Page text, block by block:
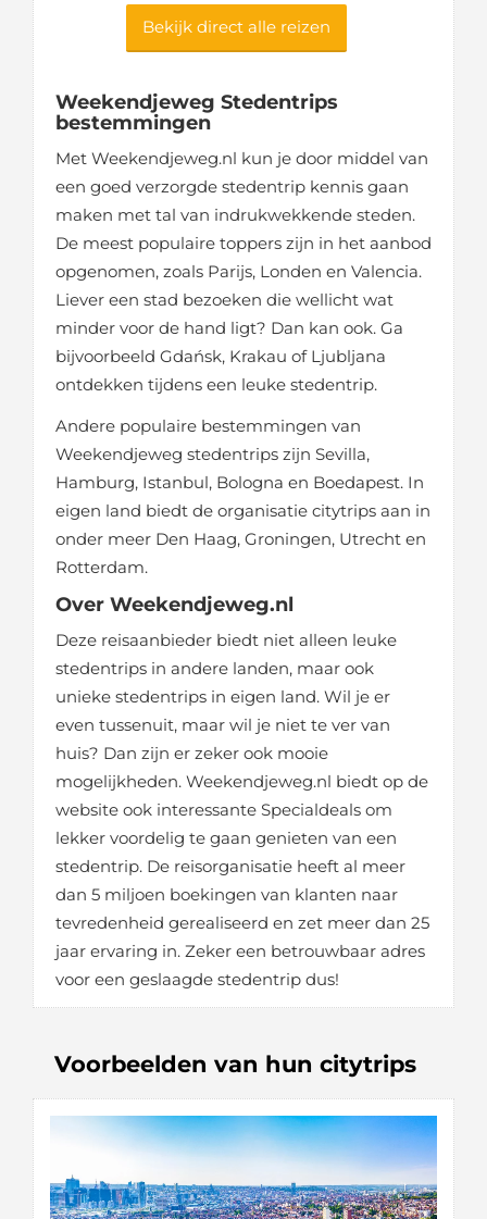
Bekijk direct alle reizen
Weekendjeweg Stedentrips
bestemmingen
Met Weekendjeweg.nl kun je door middel van
een goed verzorgde stedentrip kennis gaan
maken met tal van indrukwekkende steden.
De meest populaire toppers zijn in het aanbod
opgenomen, zoals Parijs, Londen en Valencia.
Liever een stad bezoeken die wellicht wat
minder voor de hand ligt? Dan kan ook. Ga
bijvoorbeeld Gdańsk, Krakau of Ljubljana
ontdekken tijdens een leuke stedentrip.
Andere populaire bestemmingen van
Weekendjeweg stedentrips zijn Sevilla,
Hamburg, Istanbul, Bologna en Boedapest. In
eigen land biedt de organisatie citytrips aan in
onder meer Den Haag, Groningen, Utrecht en
Rotterdam.
Over Weekendjeweg.nl
Deze reisaanbieder biedt niet alleen leuke
stedentrips in andere landen, maar ook
unieke stedentrips in eigen land. Wil je er
even tussenuit, maar wil je niet te ver van
huis? Dan zijn er zeker ook mooie
mogelijkheden. Weekendjeweg.nl biedt op de
website ook interessante Specialdeals om
lekker voordelig te gaan genieten van een
stedentrip. De reisorganisatie heeft al meer
dan 5 miljoen boekingen van klanten naar
tevredenheid gerealiseerd en zet meer dan 25
jaar ervaring in. Zeker een betrouwbaar adres
voor een geslaagde stedentrip dus!
Voorbeelden van hun citytrips